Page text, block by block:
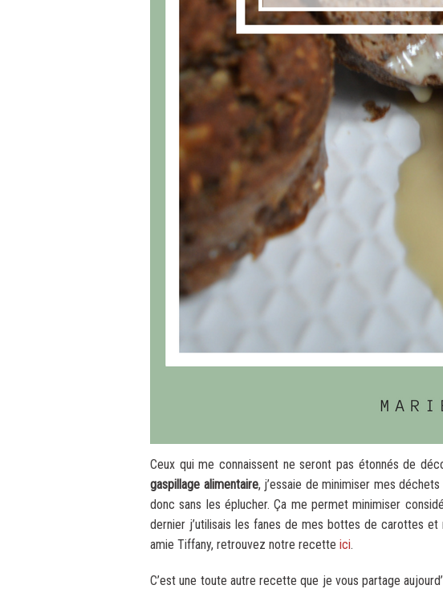
Ceux qui me connaissent ne seront pas étonnés de
gaspillage alimentaire, j’essaie de minimiser mes
donc sans les éplucher. Ça me permet minimiser
dernier j’utilisais les fanes de mes bottes de carottes et
amie Tiffany, retrouvez notre recette ici.
C’est une toute autre recette que je vous partage